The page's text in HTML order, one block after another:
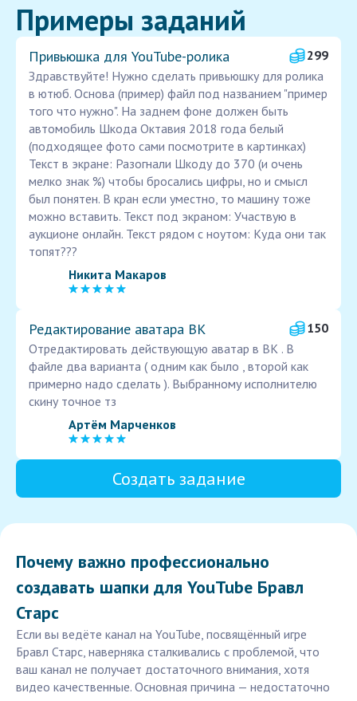
Примеры заданий
Привьюшка для YouTube-ролика
299
Здравствуйте! Нужно сделать привьюшку для ролика
в ютюб. Основа (пример) файл под названием "пример
того что нужно". На заднем фоне должен быть
автомобиль Шкода Октавия 2018 года белый
(подходящее фото сами посмотрите в картинках)
Текст в экране: Разогнали Шкоду до 370 (и очень
мелко знак %) чтобы бросались цифры, но и смысл
был понятен. В кран если уместно, то машину тоже
можно вставить. Текст под экраном: Участвую в
аукционе онлайн. Текст рядом с ноутом: Куда они так
топят???
Никита Макаров
Редактирование аватара ВК
150
Отредактировать действующую аватар в ВК . В
файле два варианта ( одним как было , второй как
примерно надо сделать ). Выбранному исполнителю
скину точное тз
Артём Марченков
Создать задание
Почему важно профессионально
создавать шапки для YouTube Бравл
Старс
Если вы ведёте канал на YouTube, посвящённый игре
Бравл Старс, наверняка сталкивались с проблемой, что
ваш канал не получает достаточного внимания, хотя
видео качественные. Основная причина — недостаточно